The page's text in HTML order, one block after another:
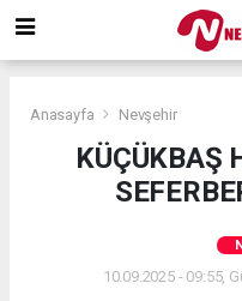
Anasayfa Nevşehir
KÜÇÜKBAŞ
10.09.2025 - 09:55,